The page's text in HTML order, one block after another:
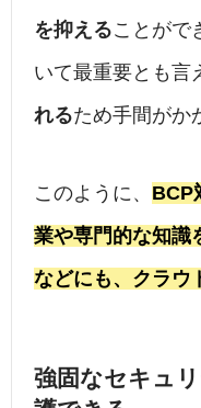
を抑えることがで
いて最重要とも言
れるため手間がか
このように、 BCP
業や専門的な知識
などにも、クラウ
強固なセキュ